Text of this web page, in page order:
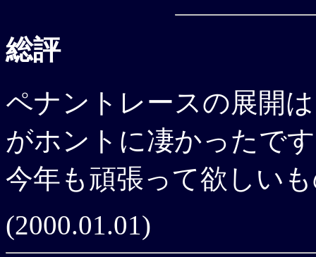
総評
ペナントレースの展開
がホントに凄かったで
今年も頑張って欲しい
(2000.01.01)